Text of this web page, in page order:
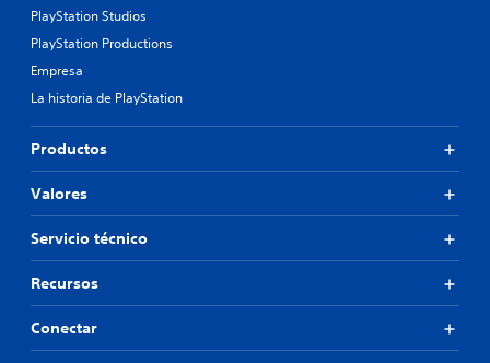
PlayStation Studios
PlayStation Productions
Empresa
La historia de PlayStation
Productos
Valores
Servicio técnico
Recursos
Conectar